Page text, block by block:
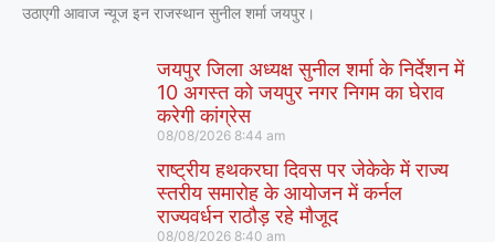
उठाएगी आवाज न्यूज इन राजस्थान सुनील शर्मा जयपुर।
जयपुर जिला अध्यक्ष सुनील शर्मा के निर्देशन में
10 अगस्त को जयपुर नगर निगम का घेराव
करेगी कांग्रेस
08/08/2026 8:44 am
राष्ट्रीय हथकरघा दिवस पर जेकेके में राज्य
स्तरीय समारोह के आयोजन में कर्नल
राज्यवर्धन राठौड़ रहे मौजूद
08/08/2026 8:40 am